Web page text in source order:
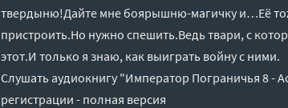
твердыню!Дайте мне боярышню-магичку и…Её
пристроить.Но нужно спешить.Ведь твари, с
этот.И только я знаю, как выиграть войну с ними.
Слушать аудиокнигу "Император Пограничья 8 -
регистрации - полная версия